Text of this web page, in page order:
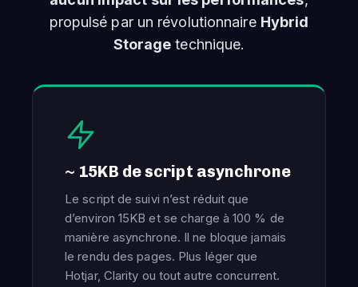
propulsé par un révolutionnaire Hybrid
Storage technique.
~ 15KB de script asynchrone
Le script de suivi n’est réduit que
d’environ 15KB et se charge à 100 % de
manière asynchrone. Il ne bloque jamais
le rendu des pages. Plus léger que
Hotjar, Clarity ou tout autre concurrent.